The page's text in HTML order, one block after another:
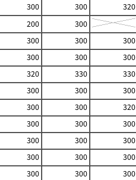
300 300 320
200
300
300 300 300
300 300 300
320 330 330
300 300 300
300 300 320
300 300 300
300 300 300
300 300 300
300 300 300